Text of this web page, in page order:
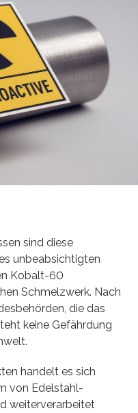
sind diese
unbeabsichtigten
Kobalt-60
Schmelzwerk. Nach
die das
keine Gefährdung
handelt es sich
von Edelstahl-
weiterverarbeitet